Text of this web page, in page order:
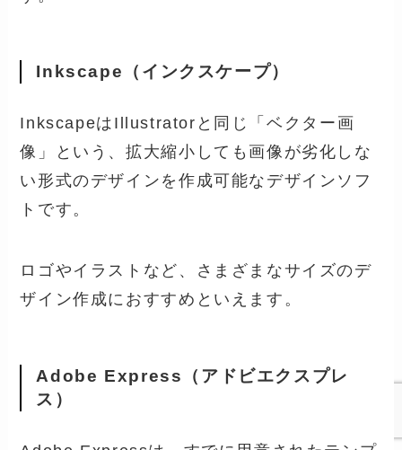
Inkscape（インクスケープ）
InkscapeはIllustratorと同じ「ベクター画
像」という、拡大縮小しても画像が劣化しな
い形式のデザインを作成可能なデザインソフ
トです。
ロゴやイラストなど、さまざまなサイズのデ
ザイン作成におすすめといえます。
Adobe Express（アドビエクスプレ
ス）